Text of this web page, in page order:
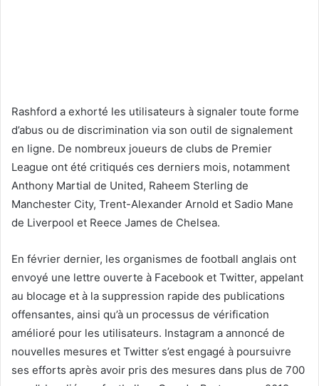
Rashford a exhorté les utilisateurs à signaler toute forme
d’abus ou de discrimination via son outil de signalement
en ligne. De nombreux joueurs de clubs de Premier
League ont été critiqués ces derniers mois, notamment
Anthony Martial de United, Raheem Sterling de
Manchester City, Trent-Alexander Arnold et Sadio Mane
de Liverpool et Reece James de Chelsea.
En février dernier, les organismes de football anglais ont
envoyé une lettre ouverte à Facebook et Twitter, appelant
au blocage et à la suppression rapide des publications
offensantes, ainsi qu’à un processus de vérification
amélioré pour les utilisateurs. Instagram a annoncé de
nouvelles mesures et Twitter s’est engagé à poursuivre
ses efforts après avoir pris des mesures dans plus de 700